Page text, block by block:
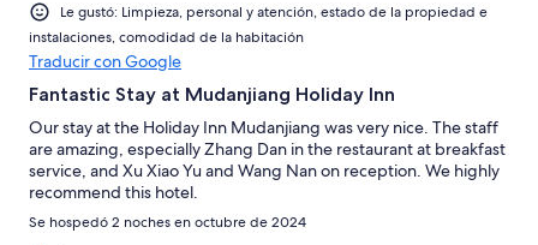
Le gustó: Limpieza, personal y atención, estado de la propiedad e
instalaciones, comodidad de la habitación
Traducir con Google
Fantastic Stay at Mudanjiang Holiday Inn
Our stay at the Holiday Inn Mudanjiang was very nice. The staff
are amazing, especially Zhang Dan in the restaurant at breakfast
service, and Xu Xiao Yu and Wang Nan on reception. We highly
recommend this hotel.
Se hospedó 2 noches en octubre de 2024